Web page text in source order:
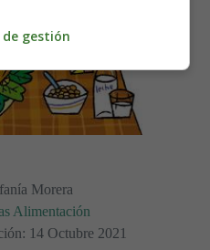
Morera
Alimentación
14 Octubre 2021
de gestión